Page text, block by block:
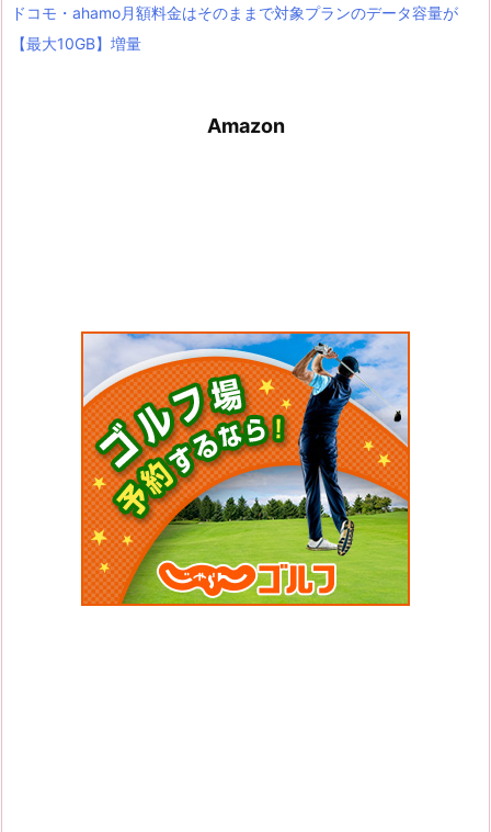
ドコモ・ahamo月額料金はそのままで対象プランのデータ容量が
【最大10GB】増量
Amazon